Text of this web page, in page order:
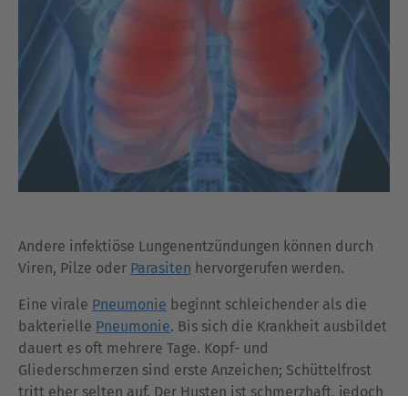
Andere infektiöse Lungenentzündungen können durch
Viren, Pilze oder Parasiten hervorgerufen werden.
Eine virale Pneumonie beginnt schleichender als die
bakterielle Pneumonie. Bis sich die Krankheit ausbildet
dauert es oft mehrere Tage. Kopf- und
Gliederschmerzen sind erste Anzeichen; Schüttelfrost
tritt eher selten auf. Der Husten ist schmerzhaft, jedoch